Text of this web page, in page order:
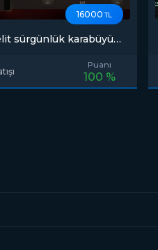
16000 TL
sürgünlük karabüyü
Puanı
100 %